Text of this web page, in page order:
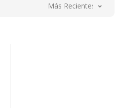
Más Recientes